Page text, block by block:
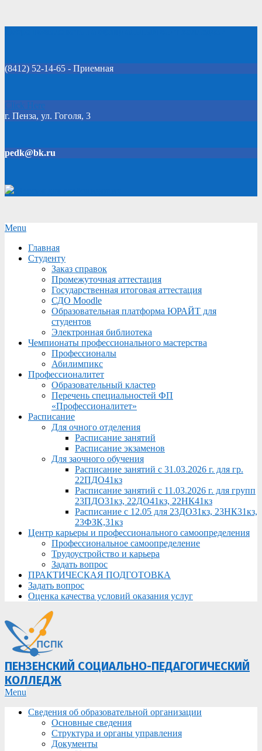
(8412) 52-14-65 - Приемная
Click Here
г. Пенза, ул. Гоголя, 3
pedk@bk.ru
Secondary
Menu
Menu
Главная
Студенту
Заказ справок
Промежуточная аттестация
Государственная итоговая аттестация
СДО Moodle
Образовательная платформа ЮРАЙТ для
студентов
Электронная библиотека
Чемпионаты профессионального мастерства
Профессионалы
Абилимпикс
Профессионалитет
Образовательный кластер
Перечень специальностей ФП
«Профессионалитет»
Расписание
Для очного отделения
Расписание занятий
Расписание экзаменов
Для заочного обучения
Расписание занятий с 31.03.2026 г. для гр.
22ПДО41кз
Расписание занятий с 11.03.2026 г. для групп
23ПДО31кз, 22ДО41кз, 22НК41кз
Расписание с 12.05 для 23ДО31кз, 23НК31кз,
23ФЗК,31кз
Центр карьеры и профессионального самоопределения
Профессиональное самоопределение
Трудоустройство и карьера
Задать вопрос
ПРАКТИЧЕСКАЯ ПОДГОТОВКА
Задать вопрос
Оценка качества условий оказания услуг
ПЕНЗЕНСКИЙ СОЦИАЛЬНО-ПЕДАГОГИЧЕСКИЙ
КОЛЛЕДЖ
Primary
Menu
Menu
Сведения об образовательной организации
Основные сведения
Структура и органы управления
Документы